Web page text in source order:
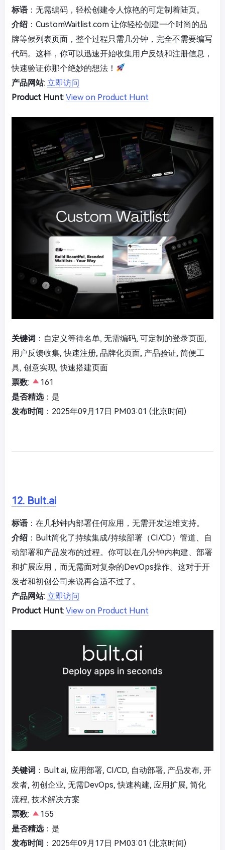
标语：无需编码，轻松创建令人惊艳的可定制着陆页。
介绍 ：CustomWaitlist.com 让你轻松创建一个时尚的品
牌等候列表页面，整个过程只需几分钟，完全不需要编写
代码。这样，你可以迅速开始收集用户反馈和注册信息，
快速验证你那个绝妙的想法！
产品网站: 立即访问
Product Hunt: View on Product Hunt
关键词 ：自定义等待名单, 无需编码, 可定制的登录页面,
用户反馈收集, 快速注册, 品牌化页面, 产品验证, 简便工
具, 创意实现, 快速搭建页面
票数:
161
是否精选：是
发布时间 ：2025年09月17日 PM03:01 (北京时间)
12. Bult.ai
标语：在几秒钟内部署任何应用，无需开发运维支持。
介绍 ：Bult简化了持续集成/持续部署（CI/CD）管道、自
动部署和产品发布的过程。你可以在几分钟内构建、部署
和扩展应用，而无需面对复杂的DevOps操作。这对于开
发者和初创公司来说再合适不过了。
产品网站: 立即访问
Product Hunt: View on Product Hunt
关键词 ：Bult.ai, 应用部署, CI/CD, 自动部署, 产品发布, 开
发者, 初创企业, 无需DevOps, 快速构建, 应用扩展, 简化
流程, 技术解决方案
票数:
155
是否精选：是
发布时间 ：2025年09月17日 PM03:01 (北京时间)